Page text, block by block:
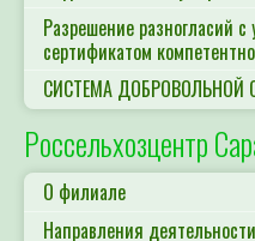
Разрешение разногласий с
сертификатом
СИСТЕМА ДОБРОВОЛЬНОЙ
Россельхозцентр
О филиале
Направления деятельности